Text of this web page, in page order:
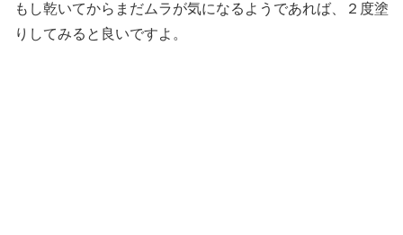
もし乾いてからまだムラが気になるようであれば、２度塗
りしてみると良いですよ。